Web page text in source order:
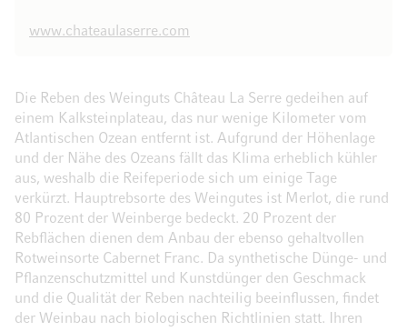
www.chateaulaserre.com
Die Reben des Weinguts Château La Serre gedeihen auf
einem Kalksteinplateau, das nur wenige Kilometer vom
Atlantischen Ozean entfernt ist. Aufgrund der Höhenlage
und der Nähe des Ozeans fällt das Klima erheblich kühler
aus, weshalb die Reifeperiode sich um einige Tage
verkürzt. Hauptrebsorte des Weingutes ist Merlot, die rund
80 Prozent der Weinberge bedeckt. 20 Prozent der
Rebflächen dienen dem Anbau der ebenso gehaltvollen
Rotweinsorte Cabernet Franc. Da synthetische Dünge- und
Pflanzenschutzmittel und Kunstdünger den Geschmack
und die Qualität der Reben nachteilig beeinflussen, findet
der Weinbau nach biologischen Richtlinien statt. Ihren